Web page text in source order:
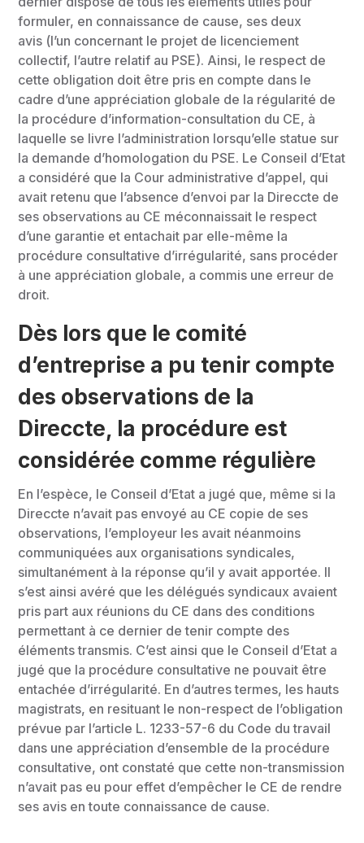
formuler, en connaissance de cause, ses deux
avis (l’un concernant le projet de licenciement
collectif, l’autre relatif au PSE). Ainsi, le respect de
cette obligation doit être pris en compte dans le
cadre d’une appréciation globale de la régularité de
la procédure d’information-consultation du CE, à
laquelle se livre l’administration lorsqu’elle statue sur
la demande d’homologation du PSE. Le Conseil d’Etat
a considéré que la Cour administrative d’appel, qui
avait retenu que l’absence d’envoi par la Direccte de
ses observations au CE méconnaissait le respect
d’une garantie et entachait par elle-même la
procédure consultative d’irrégularité, sans procéder
à une appréciation globale, a commis une erreur de
droit.
Dès lors que le comité
d’entreprise a pu tenir compte
des observations de la
Direccte, la procédure est
considérée comme régulière
En l’espèce, le Conseil d’Etat a jugé que, même si la
Direccte n’avait pas envoyé au CE copie de ses
observations, l’employeur les avait néanmoins
communiquées aux organisations syndicales,
simultanément à la réponse qu’il y avait apportée. Il
s’est ainsi avéré que les délégués syndicaux avaient
pris part aux réunions du CE dans des conditions
permettant à ce dernier de tenir compte des
éléments transmis. C’est ainsi que le Conseil d’Etat a
jugé que la procédure consultative ne pouvait être
entachée d’irrégularité. En d’autres termes, les hauts
magistrats, en resituant le non-respect de l’obligation
prévue par l’article L. 1233-57-6 du Code du travail
dans une appréciation d’ensemble de la procédure
consultative, ont constaté que cette non-transmission
n’avait pas eu pour effet d’empêcher le CE de rendre
ses avis en toute connaissance de cause.